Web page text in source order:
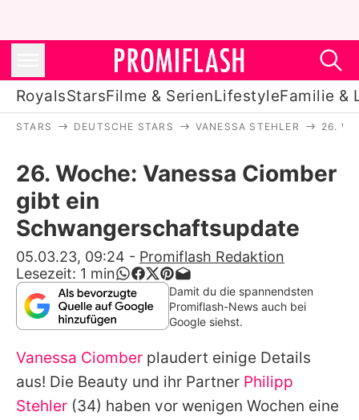
RoyalsStarsFilme & SerienLifestyleFamilie &
Stars
Filme & Serien
Lifestyle
Familie & Liebe
Promiflash Exklusiv
Alle Themen auf Promiflash
Jobs
STARS DEUTSCHE STARS VANESSA STEHLER 26.
26. Woche: Vanessa Ciomber
gibt ein
Schwangerschaftsupdate
05.03.23, 09:24 - Promiflash Redaktion
Lesezeit: 1 min
Damit du die spannendsten
Promiflash-News auch bei
Google siehst.
Vanessa Ciomber plaudert einige Details
aus! Die Beauty und ihr Partner Philipp
Stehler (34) haben vor wenigen Wochen eine